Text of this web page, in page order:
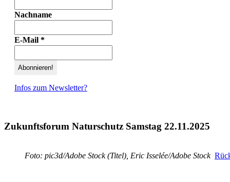
Nachname
E-Mail *
Infos zum Newsletter?
Zukunftsforum Naturschutz Samstag 22.11.2025
Foto: pic3d/Adobe Stock (Titel), Eric Isselée/Adobe Stock